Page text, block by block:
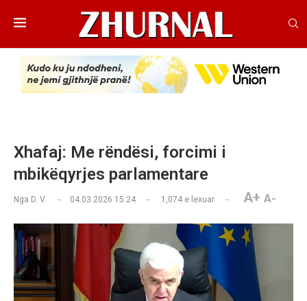
Xhafaj: Me rëndësi, forcimi i
mbikëqyrjes parlamentare
Nga D. V. 04.03.2026 15:24 1,074 e lexuar A+ A-